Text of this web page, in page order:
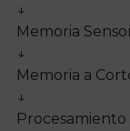
↓
Memoria
↓
Memoria a
↓